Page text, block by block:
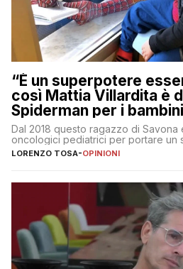
“È un superpotere
così Mattia Villardita è
Spiderman per i bambini
Dal 2018 questo ragazzo di
oncologici pediatrici per portare un
LORENZO TOSA-OPINIONI